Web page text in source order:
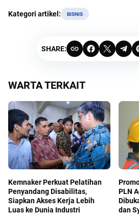
Kategori artikel: BISNIS
SHARE:
WARTA TERKAIT
Kemnaker Perkuat Pelatihan
Penyandang Disabilitas,
Siapkan Akses Kerja Lebih
Luas ke Dunia Industri
PLN
dan